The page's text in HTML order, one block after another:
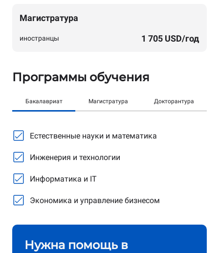
Магистратура
иностранцы 1 705 USD/год
Программы обучения
Бакалавриат Магистратура Докторантура
Естественные науки и математика
Инженерия и технологии
Информатика и IT
Экономика и управление бизнесом
Естественные науки и математика
Инженерия и технологии
Информатика и IT
Социальные науки и управление
Экономика и управление бизнесом
Нужна помощь в